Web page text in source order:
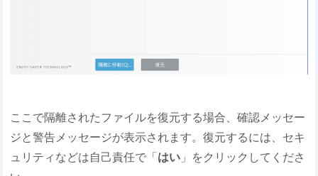
ここで隔離されたファイルを復元する場合、確認メッセー
ジと警告メッセージが表示されます。復元するには、セキ
ュリティなどは自己責任で「はい 」をクリックしてくださ